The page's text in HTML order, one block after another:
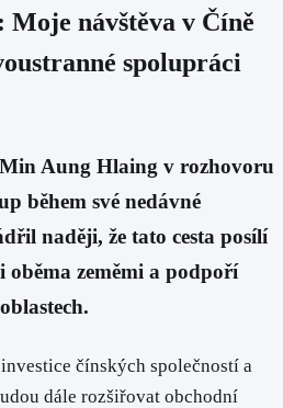
návštěva v Číně
spolupráci
Aung Hlaing v rozhovoru
během své nedávné
naději, že tato cesta posílí
zeměmi a podpoří
čínských společností a
dále rozšiřovat obchodní